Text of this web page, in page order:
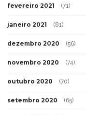
fevereiro 2021 (71)
janeiro 2021 (81)
dezembro 2020 (56)
novembro 2020 (74)
outubro 2020 (70)
setembro 2020 (65)